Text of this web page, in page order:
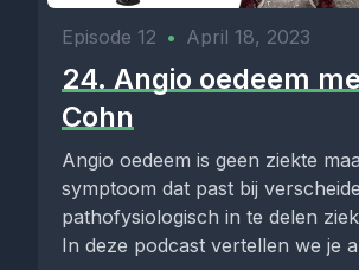
Episode 12 • April 18, 2023
24. Angio oedeem
Cohn
Angio oedeem is geen ziekte
symptoom dat past bij
pathofysiologisch in te delen
In deze podcast vertellen we je